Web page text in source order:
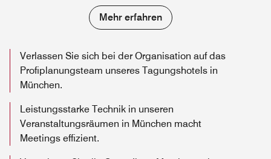
Mehr erfahren
Verlassen Sie sich bei der Organisation auf das
Profiplanungsteam unseres Tagungshotels in
München.
Leistungsstarke Technik in unseren
Veranstaltungsräumen in München macht
Meetings effizient.